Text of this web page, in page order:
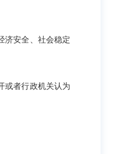
安全、社会稳定
者行政机关认为